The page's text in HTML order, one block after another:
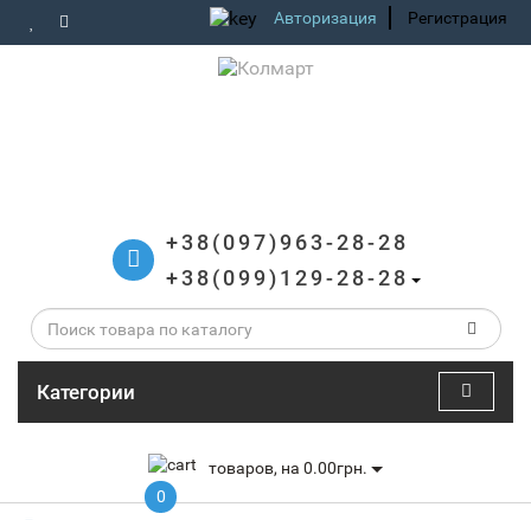
Авторизация Регистрация
+38(097)963-28-28
+38(099)129-28-28
Категории
0
товаров, на 0.00грн.